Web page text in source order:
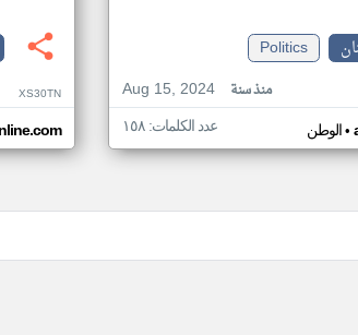
Politics
Aug 15, 2024
منذ سنة
الوطن• عدد الكلمات: ١٥٨
XS30TN